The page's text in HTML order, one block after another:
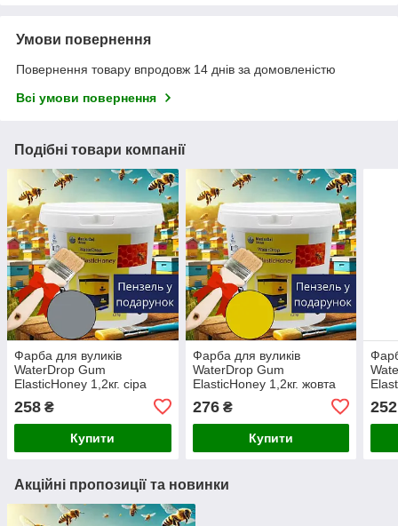
Умови повернення
Повернення товару впродовж 14 днів за домовленістю
Всі умови повернення
Подібні товари компанії
Фарба для вуликів
WaterDrop Gum
ElasticHoney 1,2кг. сіра
258 ₴
Купити
Фарба для вуликів
WaterDrop Gum
ElasticHoney 1,2кг. жовта
276₴
Купити
252
Акційні пропозиції та новинки